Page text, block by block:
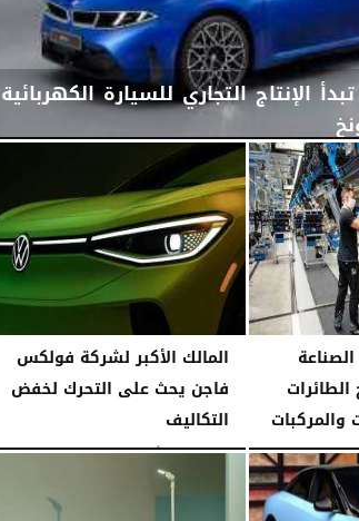
الإنتاج التجاري للسيارة الكهربائية
03:43 مـ
الطائرات
02:58 مـ
المالك الأكبر لشركة فولكس
فاجن يحث على التحرك لخفض
التكاليف
اليومالسبت، 8 أغسطس 2026 02:50 مـ